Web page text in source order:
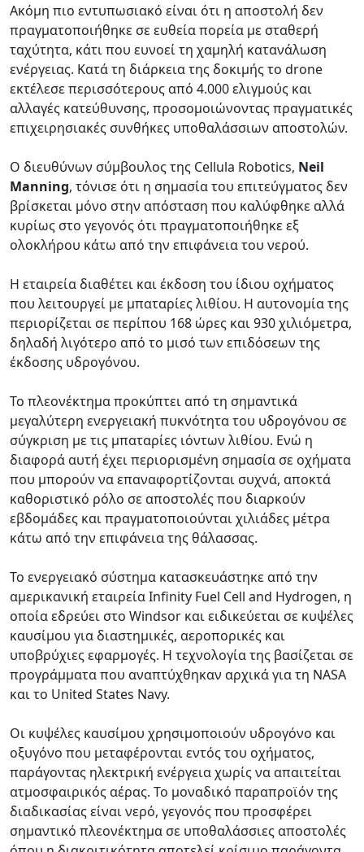
Ακόμη πιο εντυπωσιακό είναι ότι η αποστολή δεν
πραγματοποιήθηκε σε ευθεία πορεία με σταθερή
ταχύτητα, κάτι που ευνοεί τη χαμηλή κατανάλωση
ενέργειας. Κατά τη διάρκεια της δοκιμής το drone
εκτέλεσε περισσότερους από 4.000 ελιγμούς και
αλλαγές κατεύθυνσης, προσομοιώνοντας πραγματικές
επιχειρησιακές συνθήκες υποθαλάσσιων αποστολών.
Ο διευθύνων σύμβουλος της Cellula Robotics, Neil
Manning, τόνισε ότι η σημασία του επιτεύγματος δεν
βρίσκεται μόνο στην απόσταση που καλύφθηκε αλλά
κυρίως στο γεγονός ότι πραγματοποιήθηκε εξ
ολοκλήρου κάτω από την επιφάνεια του νερού.
Η εταιρεία διαθέτει και έκδοση του ίδιου οχήματος
που λειτουργεί με μπαταρίες λιθίου. Η αυτονομία της
περιορίζεται σε περίπου 168 ώρες και 930 χιλιόμετρα,
δηλαδή λιγότερο από το μισό των επιδόσεων της
έκδοσης υδρογόνου.
Το πλεονέκτημα προκύπτει από τη σημαντικά
μεγαλύτερη ενεργειακή πυκνότητα του υδρογόνου σε
σύγκριση με τις μπαταρίες ιόντων λιθίου. Ενώ η
διαφορά αυτή έχει περιορισμένη σημασία σε οχήματα
που μπορούν να επαναφορτίζονται συχνά, αποκτά
καθοριστικό ρόλο σε αποστολές που διαρκούν
εβδομάδες και πραγματοποιούνται χιλιάδες μέτρα
κάτω από την επιφάνεια της θάλασσας.
Το ενεργειακό σύστημα κατασκευάστηκε από την
αμερικανική εταιρεία Infinity Fuel Cell and Hydrogen, η
οποία εδρεύει στο Windsor και ειδικεύεται σε κυψέλες
καυσίμου για διαστημικές, αεροπορικές και
υποβρύχιες εφαρμογές. Η τεχνολογία της βασίζεται σε
προγράμματα που αναπτύχθηκαν αρχικά για τη NASA
και το United States Navy.
Οι κυψέλες καυσίμου χρησιμοποιούν υδρογόνο και
οξυγόνο που μεταφέρονται εντός του οχήματος,
παράγοντας ηλεκτρική ενέργεια χωρίς να απαιτείται
ατμοσφαιρικός αέρας. Το μοναδικό παραπροϊόν της
διαδικασίας είναι νερό, γεγονός που προσφέρει
σημαντικό πλεονέκτημα σε υποθαλάσσιες αποστολές